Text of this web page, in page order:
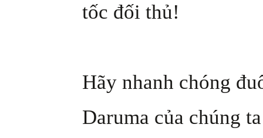
tốc đối thủ!
Hãy nhanh chóng
Daruma của chúng